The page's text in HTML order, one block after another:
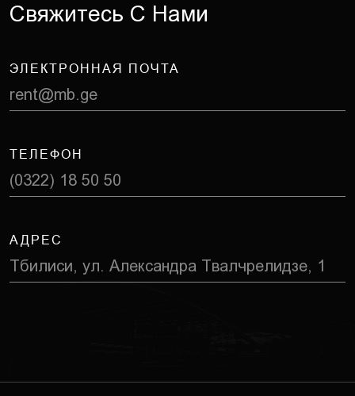
Свяжитесь С Нами
ЭЛЕКТРОННАЯ ПОЧТА
rent@mb.ge
ТЕЛЕФОН
(0322) 18 50 50
АДРЕС
Тбилиси, ул. Александра Твалчрелидзе, 1